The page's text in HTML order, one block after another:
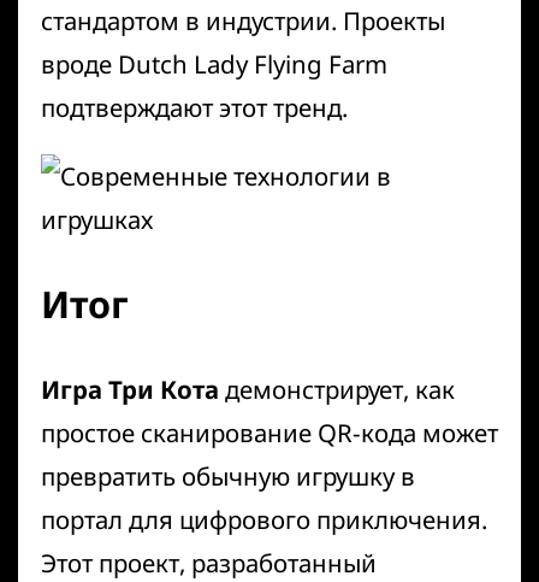
стандартом в индустрии. Проекты
вроде Dutch Lady Flying Farm
подтверждают этот тренд.
Итог
Игра Три Кота демонстрирует, как
простое сканирование QR-кода может
превратить обычную игрушку в
портал для цифрового приключения.
Этот проект, разработанный